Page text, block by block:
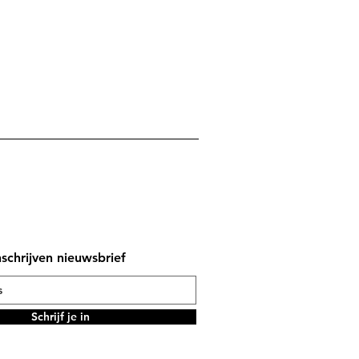
nieuwsbrief
Schrijf je in